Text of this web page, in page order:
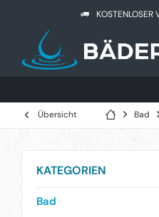
KOSTENLOSER
Übersicht Bad
KATEGORIEN
Bad